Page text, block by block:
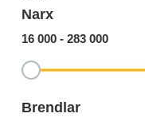
Narx
16 000 - 283 000
Brendlar